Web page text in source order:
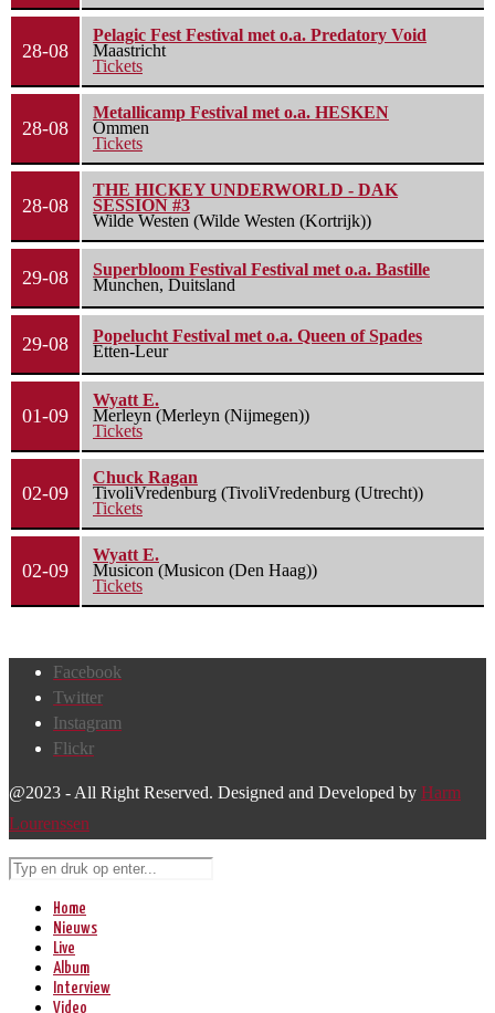
28-08
Pelagic Fest Festival met o.a. Predatory Void
Maastricht
Tickets
28-08
Metallicamp Festival met o.a. HESKEN
Ommen
Tickets
28-08
THE HICKEY UNDERWORLD - DAK
SESSION #3
Wilde Westen (Wilde Westen (Kortrijk))
29-08
Superbloom Festival Festival met o.a. Bastille
Munchen, Duitsland
29-08
Popelucht Festival met o.a. Queen of Spades
Etten-Leur
01-09
Wyatt E.
Merleyn (Merleyn (Nijmegen))
Tickets
02-09
Chuck Ragan
TivoliVredenburg (TivoliVredenburg (Utrecht))
Tickets
02-09
Wyatt E.
Musicon (Musicon (Den Haag))
Tickets
Facebook
Twitter
Instagram
Flickr
@2023 - All Right Reserved. Designed and Developed by Harm
Lourenssen
Home
Nieuws
Live
Album
Interview
Video